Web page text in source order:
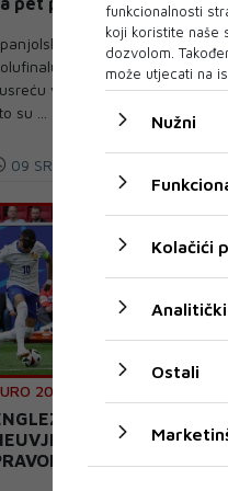
i Francuska se u
Europskog prvenstva
večeras (21 sat) nakon
su ...
09 SRP 2024
2024. - ČETVRTFINALE
I DALJE
ALI NA
KURSU /
funkcionalnosti
koji koristite naše
dozvolom.
može utjecati na
Nužni
Kolačići
Analitički
Ostali